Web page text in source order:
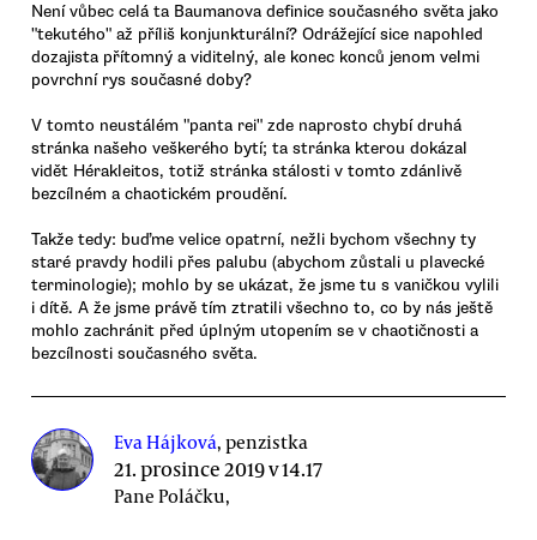
Není vůbec celá ta Baumanova definice současného světa jako
"tekutého" až příliš konjunkturální? Odrážející sice napohled
dozajista přítomný a viditelný, ale konec konců jenom velmi
povrchní rys současné doby?
V tomto neustálém "panta rei" zde naprosto chybí druhá
stránka našeho veškerého bytí; ta stránka kterou dokázal
vidět Hérakleitos, totiž stránka stálosti v tomto zdánlivě
bezcílném a chaotickém proudění.
Takže tedy: buďme velice opatrní, nežli bychom všechny ty
staré pravdy hodili přes palubu (abychom zůstali u plavecké
terminologie); mohlo by se ukázat, že jsme tu s vaničkou vylili
i dítě. A že jsme právě tím ztratili všechno to, co by nás ještě
mohlo zachránit před úplným utopením se v chaotičnosti a
bezcílnosti současného světa.
Eva Hájková, penzistka
21. prosince 2019 v 14.17
Pane Poláčku,